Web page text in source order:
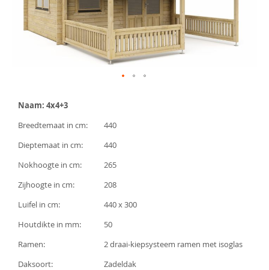
afbeeldingen-
gallerij
naar
het
begin
van
de
afbeeldingen-
gallerij
Naam: 4x4+3
Breedtemaat in cm:
440
Dieptemaat in cm:
440
Nokhoogte in cm:
265
Zijhoogte in cm:
208
Luifel in cm:
440 x 300
Houtdikte in mm:
50
Ramen:
2 draai-kiepsysteem ramen met isoglas
Daksoort:
Zadeldak